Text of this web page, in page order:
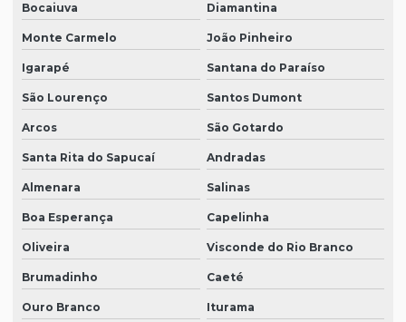
Bocaiuva Diamantina
Monte Carmelo João Pinheiro
Igarapé Santana do Paraíso
São Lourenço Santos Dumont
Arcos São Gotardo
Santa Rita do Sapucaí Andradas
Almenara Salinas
Boa Esperança Capelinha
Oliveira Visconde do Rio Branco
Brumadinho Caeté
Ouro Branco Iturama